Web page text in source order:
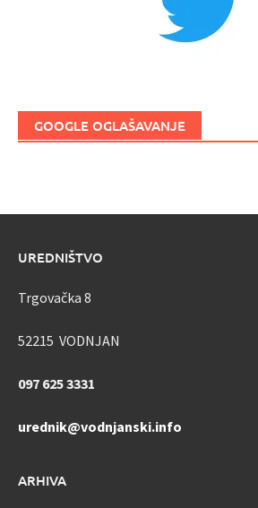
GOOGLE OGLAŠAVANJE
UREDNIŠTVO
Trgovačka 8
52215 VODNJAN
097 625 3331
urednik@vodnjanski.info
ARHIVA